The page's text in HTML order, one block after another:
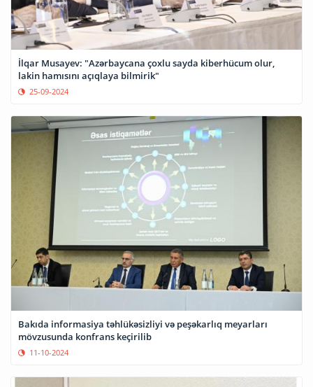
İlqar Musayev: "Azərbaycana çoxlu sayda kiberhücum olur,
lakin hamısını açıqlaya bilmirik"
25-09-2024
Bakıda informasiya təhlükəsizliyi və peşəkarlıq meyarları
mövzusunda konfrans keçirilib
11-10-2024